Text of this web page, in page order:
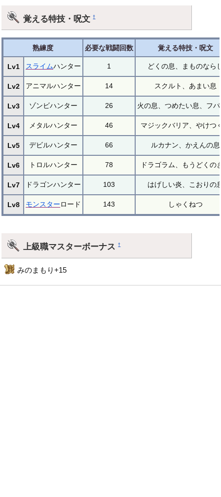
覚える特技・呪文†
熟練度 必要な戦闘回数 覚える特技・呪文
Lv1 スライムハンター 1 どくの息、まものなら
Lv2 アニマルハンター 14 スクルト、あまい息
Lv3 ゾンビハンター 26 火の息、つめたい息、フ
Lv4 メタルハンター 46 マジックバリア、やけつ
Lv5 デビルハンター 66 ルカナン、かえんの息
Lv6 トロルハンター 78 ドラゴラム、もうどくの
Lv7 ドラゴンハンター 103 はげしい炎、こおりの
Lv8 モンスターロード 143 しゃくねつ
上級職マスターボーナス†
みのまもり+15